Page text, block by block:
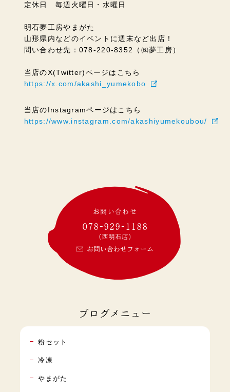
定休日 毎週火曜日・水曜日
明石夢工房やまがた
山形県内などのイベントに週末など出店！
問い合わせ先：078-220-8352（㈱夢工房）
当店のX(Twitter)ページはこちら
https://x.com/akashi_yumekobo
当店のInstagramページはこちら
https://www.instagram.com/akashiyumekoubou/
お問い合わせ
078-929-1188
(西明石店)
お問い合わせフォーム
ブログメニュー
粉セット
冷凍
やまがた